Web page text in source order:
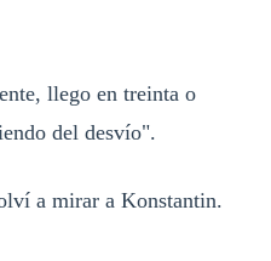
llego en treinta o
del desvío".
a mirar a Konstantin.